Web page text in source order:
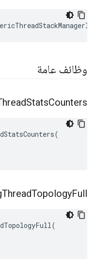
وظائف عامة
StatsCounters
ThreadTopologyFull